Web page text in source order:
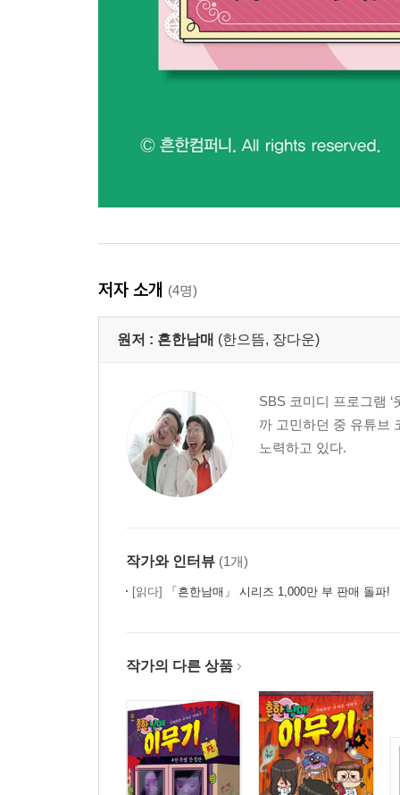
저자 소개 (4명)
원저 : 흔한남매 (한으뜸, 장다운)
SBS 코미디 프로그램
까 고민하던 중 유튜브
노력하고 있다.
작가와 인터뷰 (1개)
[읽다] 「흔한남매」 시리즈 1,000만 부 판매 돌파!
작가의 다른 상품